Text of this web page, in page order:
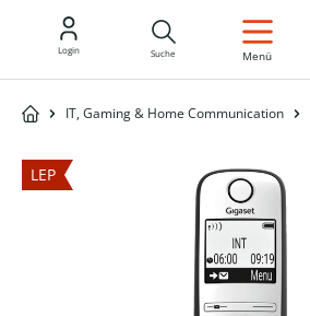
Login Suche Menü
IT, Gaming & Home Communication
LEP